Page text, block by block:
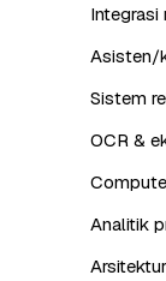
Integrasi
Asisten/
Sistem
OCR &
Analitik